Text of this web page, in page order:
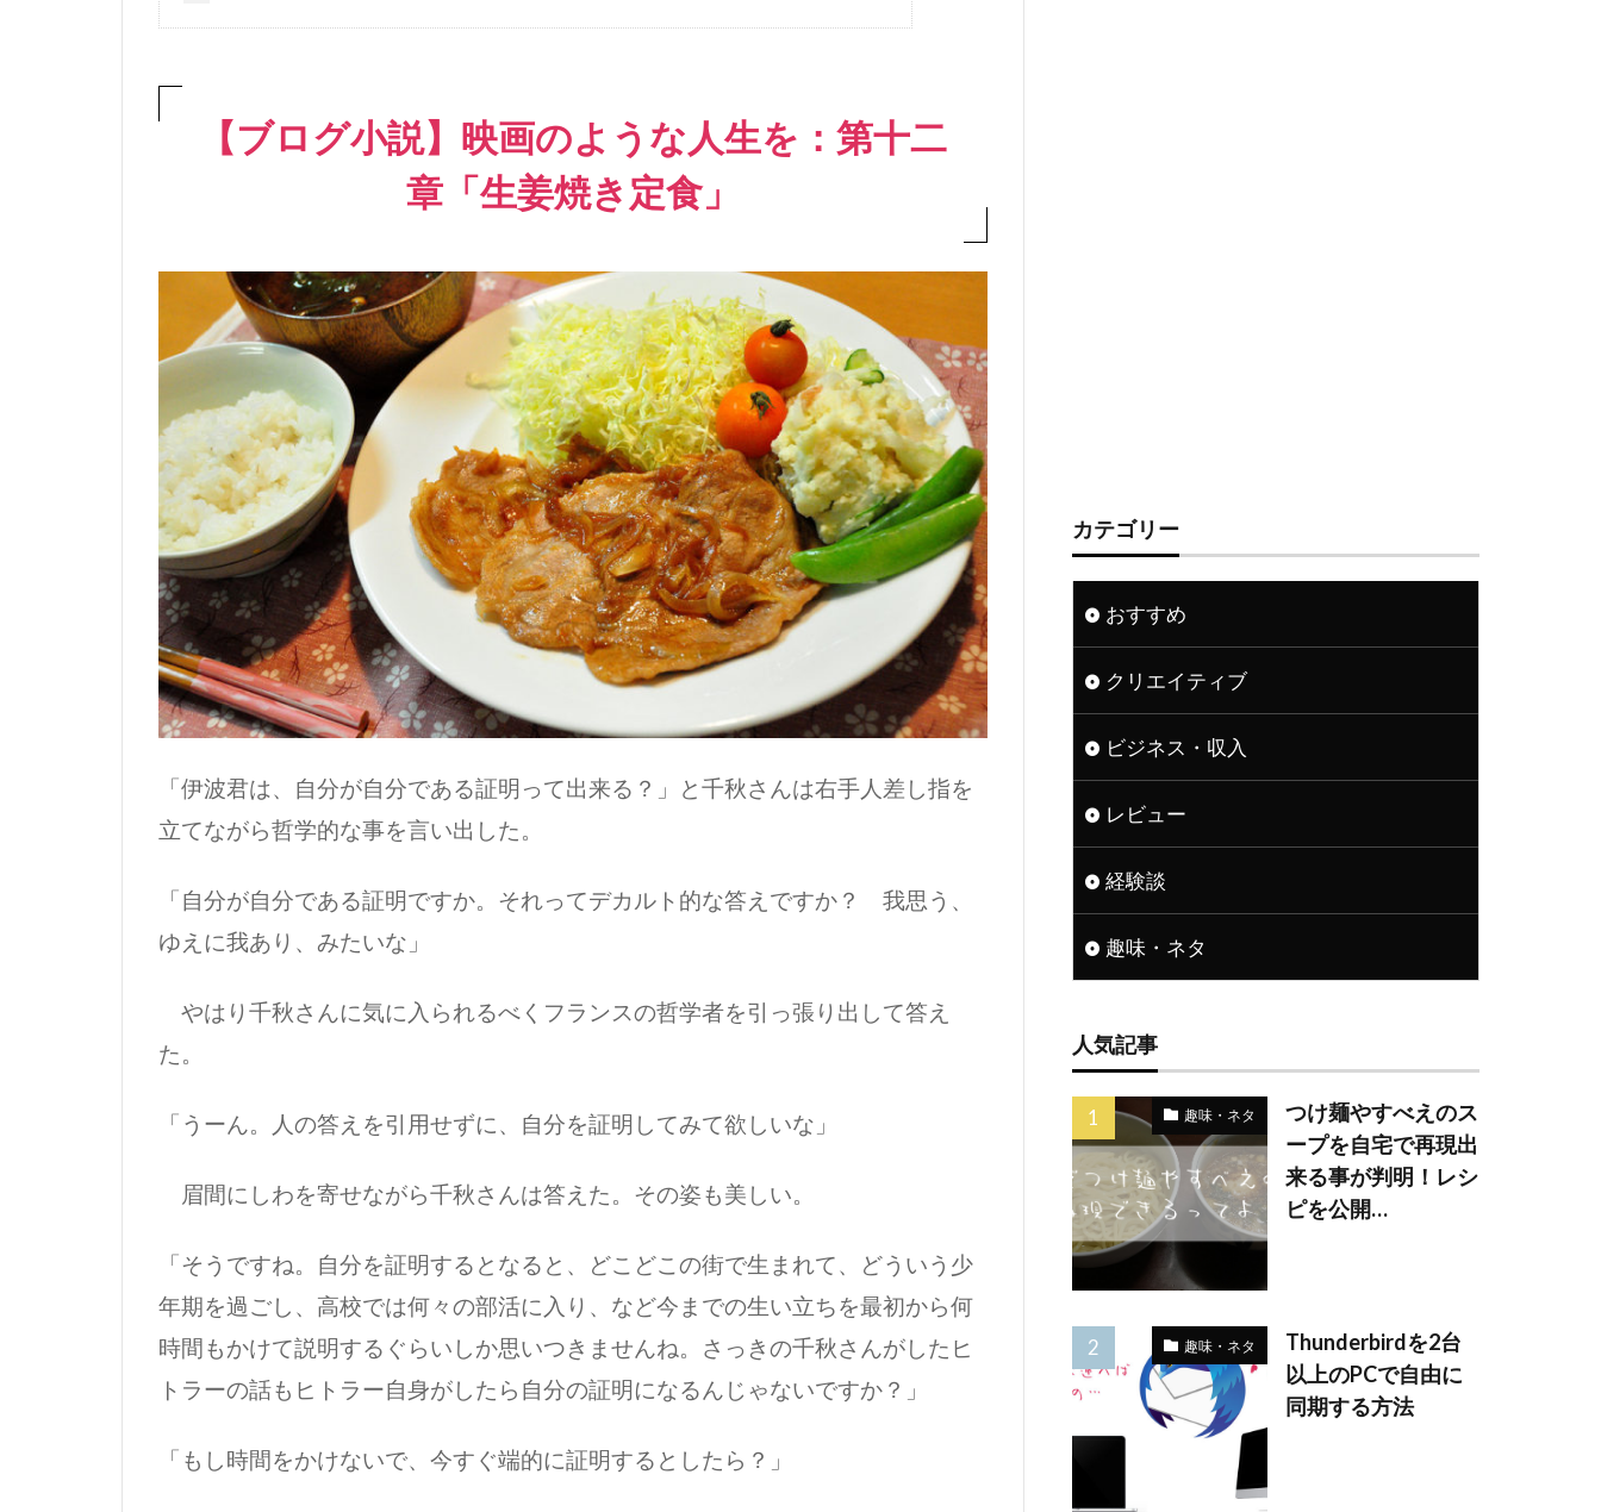
【ブログ小説】映画のような人生を：第十二
章「生姜焼き定食」
「伊波君は、自分が自分である証明って出来る？」と千秋さんは右手人差し指を
立てながら哲学的な事を言い出した。
「自分が自分である証明ですか。それってデカルト的な答えですか？ 我思う、
ゆえに我あり、みたいな」
やはり千秋さんに気に入られるべくフランスの哲学者を引っ張り出して答え
た。
「うーん。人の答えを引用せずに、自分を証明してみて欲しいな」
眉間にしわを寄せながら千秋さんは答えた。その姿も美しい。
「そうですね。自分を証明するとなると、どこどこの街で生まれて、どういう少
年期を過ごし、高校では何々の部活に入り、など今までの生い立ちを最初から何
時間もかけて説明するぐらいしか思いつきませんね。さっきの千秋さんがしたヒ
トラーの話もヒトラー自身がしたら自分の証明になるんじゃないですか？」
「もし時間をかけないで、今すぐ端的に証明するとしたら？」
カテゴリー
おすすめ
クリエイティブ
ビジネス・収入
レビュー
経験談
趣味・ネタ
人気記事
趣味・ネタ
つけ麺やすべえのス
ープを自宅で再現出
来る事が判明！レシ
ピを公開…
趣味・ネタ
Thunderbirdを2台
以上のPCで自由に
同期する方法